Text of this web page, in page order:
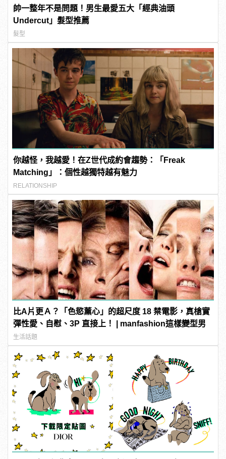
帥一整年不是問題！男生最愛五大「經典油頭
Undercut」髮型推薦
髮型
你越怪，我越愛！在Z世代成約會趨勢：「Freak
Matching」：個性越獨特越有魅力
RELATIONSHIP
比A片更Ａ？「色慾薰心」的超尺度 18 禁電影，真槍實
彈性愛、自慰、3P 直接上！ | manfashion這樣變型男
生活話題